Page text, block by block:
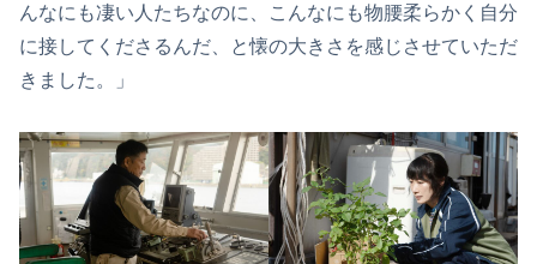
んなにも凄い人たちなのに、こんなにも物腰柔らかく自分
に接してくださるんだ、と懐の大きさを感じさせていただ
きました。」